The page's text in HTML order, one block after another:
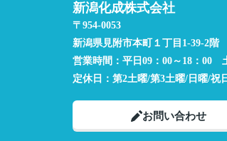
新潟化成株式会社
〒954-0053
新潟県見附市本町１丁目1-39-2階
営業時間： 平日09：00～18：00
定休日： 第2土曜/第3土曜/日曜/
お問い合わせ